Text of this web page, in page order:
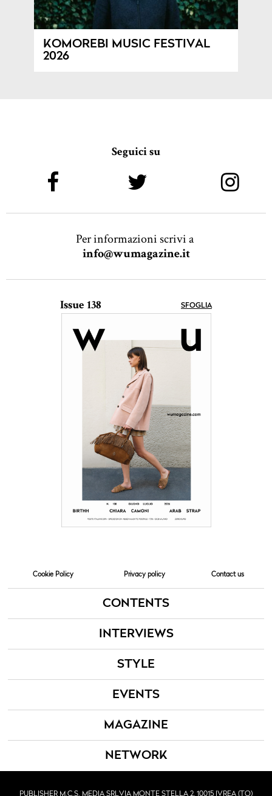
KOMOREBI MUSIC FESTIVAL
2026
Seguici su
Per informazioni scrivi a
info@wumagazine.it
Issue 138 SFOGLIA
Cookie Policy Privacy policy Contact us
CONTENTS
INTERVIEWS
STYLE
EVENTS
MAGAZINE
NETWORK
PUBLISHER M.C.S. MEDIA SRL VIA MONTE STELLA 2, 10015 IVREA (TO)